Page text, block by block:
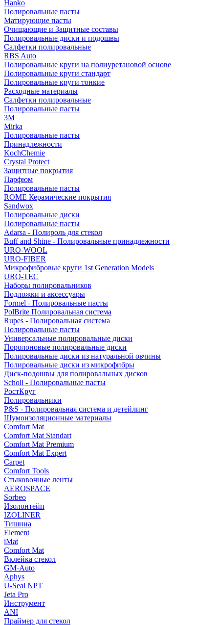
Hanko
Полировальные пасты
Матирующие пасты
Очищающие и Защитные составы
Полировальные диски и подошвы
Салфетки полировальные
RBS Auto
Полировальные круги на полиуретановой основе
Полировальные круги стандарт
Полировальные круги тонкие
Расходные материалы
Салфетки полировальные
Полировальные пасты
3М
Mirka
Полировальные пасты
Принадлежности
KochChemie
Crystal Protect
Защитные покрытия
Парфюм
Полировальные пасты
ROME Керамические покрытия
Sandwox
Полировальные диски
Полировальные пасты
Adarsa - Полироль для стекол
Buff and Shine - Полировальные принадлежности
URO-WOOL
URO-FIBER
Микрофибровые круги 1st Generation Models
URO-TEC
Наборы полировальников
Подложки и аксессуары
Formel - Полировальные пасты
PolBrite Полировальная система
Rupes - Полировальная система
Полировальные пасты
Универсальные полировальные диски
Поролоновые полировальные диски
Полировальные диски из натуральной овчины
Полировальные диски из микрофибры
Диск-подошвы для полировальных дисков
Scholl - Полировальные пасты
РостКруг
Полировальники
P&S - Полировальная система и детейлинг
Шумоизоляционные материалы
Comfort Mat
Comfort Mat Standart
Comfort Mat Premium
Comfort Mat Expert
Carpet
Comfort Tools
Стыковочные ленты
AEROSPACE
Sorbeo
Изолонтейп
IZOLINER
Тишина
Element
iMat
Comfort Mat
Вклейка стекол
GM-Auto
Aphys
U-Seal NPT
Jeta Pro
Инструмент
ANI
Праймер для стекол